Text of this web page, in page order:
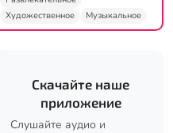
Художественное
Музыкальное
Скачайте наше
приложение
Слушайте аудио и